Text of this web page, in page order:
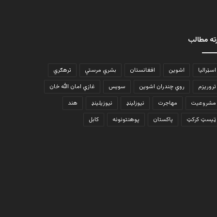
مطالب
اسټرالیا اشوین افغانستان بشري مرستې
ترهګري
تروریزم
روي چندران اشوین سویس
غازي امان الله خان
مشروعیت
مهاجرت نیوزلینډ نیوزیلینډ
هند
ټیسټ کرکټ
پاکستان پوهنتونونه کابل